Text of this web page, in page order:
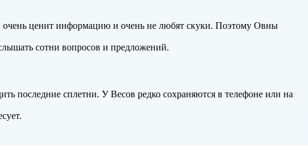
очень ценит информацию и очень не любят скуки. Поэтому Овны
сотни вопросов и предложений.
последние сплетни. У Весов редко сохраняются в телефоне или на